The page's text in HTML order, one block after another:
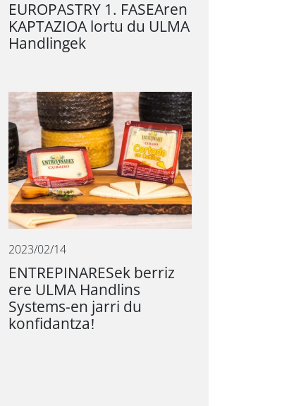
EUROPASTRY 1. FASEAren
KAPTAZIOA lortu du ULMA
Handlingek
2023/02/14
ENTREPINARESek berriz
ere ULMA Handlins
Systems-en jarri du
konfidantza!